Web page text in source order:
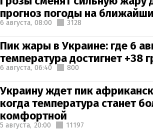
прогноз погоды на
6 августа, 08:00 3128
Пик жары в Украине: где 6
температура достигнет +38
6 августа, 06:40 800
Украину ждет пик
когда температура станет
комфортной
5 августа, 20:00 11197